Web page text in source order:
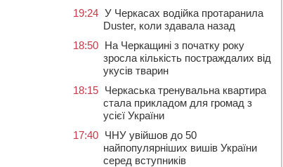
19:24 У Черкасах водійка протаранила
Duster, коли здавала назад
18:50 На Черкащині з початку року
зросла кількість постраждалих від
укусів тварин
18:15 Черкаська тренувальна квартира
стала прикладом для громад з
усієї України
17:40 ЧНУ увійшов до 50
найпопулярніших вишів України
серед вступників